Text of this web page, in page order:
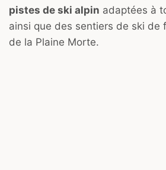
pistes de ski alpin adaptées à
ainsi que des sentiers de ski de
de la Plaine Morte.